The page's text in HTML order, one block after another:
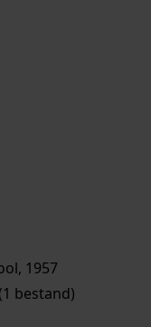
1957
bestand)